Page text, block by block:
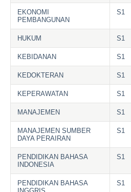
EKONOMI
PEMBANGUNAN
S1
HUKUM S1
KEBIDANAN S1
KEDOKTERAN S1
KEPERAWATAN S1
MANAJEMEN S1
MANAJEMEN SUMBER
DAYA PERAIRAN
S1
PENDIDIKAN BAHASA
INDONESIA
S1
PENDIDIKAN BAHASA
S1